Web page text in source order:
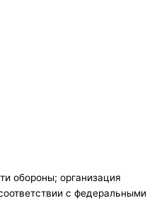
обороны; организация
с федеральными